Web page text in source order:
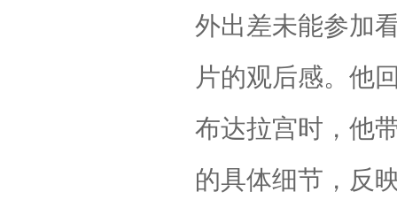
外出差未能参加
片的观后感。他
布达拉宫时，他
的具体细节，反